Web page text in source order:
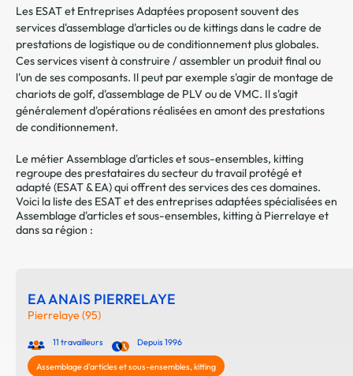
Les ESAT et Entreprises Adaptées proposent souvent des
services d'assemblage d'articles ou de kittings dans le cadre de
prestations de logistique ou de conditionnement plus globales.
Ces services visent à construire / assembler un produit final ou
l'un de ses composants. Il peut par exemple s'agir de montage de
chariots de golf, d'assemblage de PLV ou de VMC. Il s'agit
généralement d'opérations réalisées en amont des prestations
de conditionnement.
Le métier Assemblage d'articles et sous-ensembles, kitting
regroupe des prestataires du secteur du travail protégé et
adapté (ESAT & EA) qui offrent des services des ces domaines.
Voici la liste des ESAT et des entreprises adaptées spécialisées en
Assemblage d'articles et sous-ensembles, kitting à Pierrelaye et
dans sa région :
EA ANAIS PIERRELAYE
Pierrelaye (95)
11 travailleurs Depuis 1996
Assemblage d'articles et sous-ensembles, kitting